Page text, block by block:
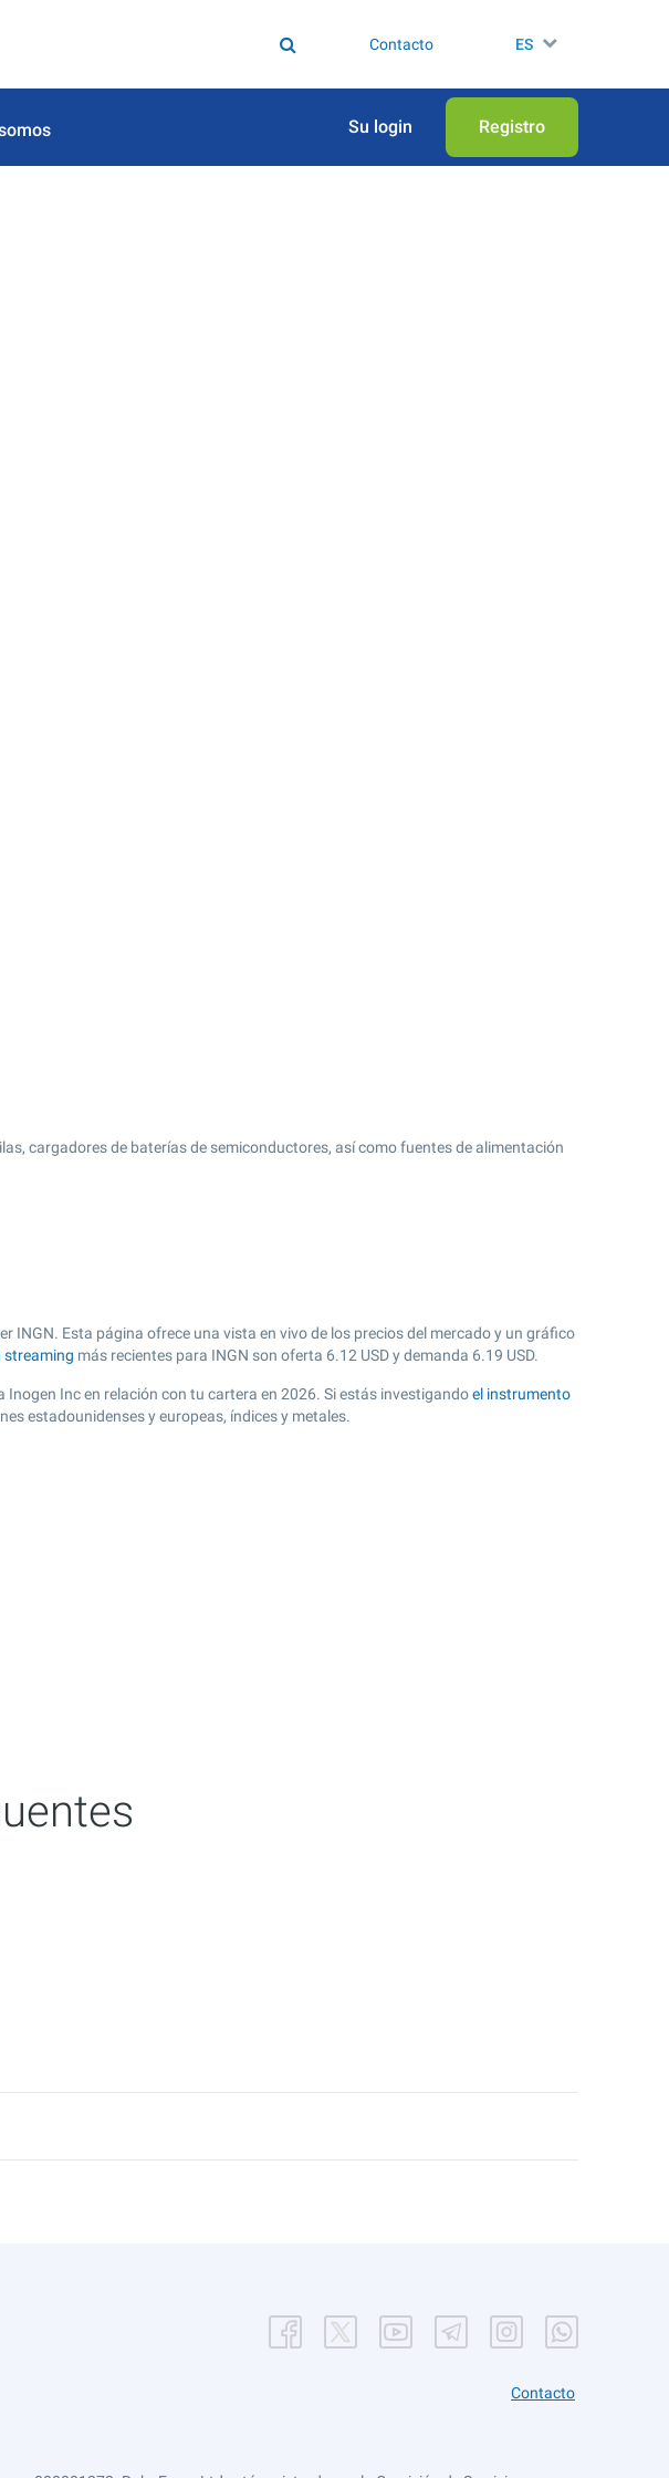
Contacto ES
Su login Registro
cargadores de baterías de semiconductores, así como fuentes de alimentación
INGN. Esta página ofrece una vista en vivo de los precios del mercado y un gráfico
streaming más recientes para INGN son oferta 6.12 USD y demanda 6.19 USD.
Inc en relación con tu cartera en 2026. Si estás investigandoel instrumento
estadounidenses y europeas, índices y metales.
Contacto